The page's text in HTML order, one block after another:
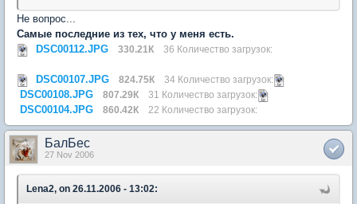
Не вопрос...
Самые последние из тех, что у меня есть.
DSC00112.JPG
330.21К 36 Количество загрузок:
DSC00107.JPG 824.75К 34 Количество загрузок:
DSC00108.JPG 807.29К 31 Количество загрузок:
DSC00104.JPG 860.42К 22 Количество загрузок:
БалБес
27 Nov 2006
Lena2, on 26.11.2006 - 13:02: